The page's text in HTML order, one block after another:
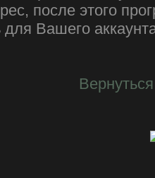
после этого
Вашего